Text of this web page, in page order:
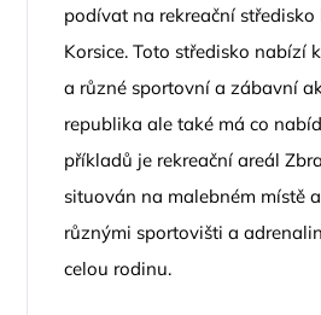
podívat na rekreační
Korsice. Toto středisko nabízí
a různé sportovní a zábavní
republika ale také má co
příkladů je rekreační areál
situován na malebném místě
různými sportovišti a
celou rodinu.